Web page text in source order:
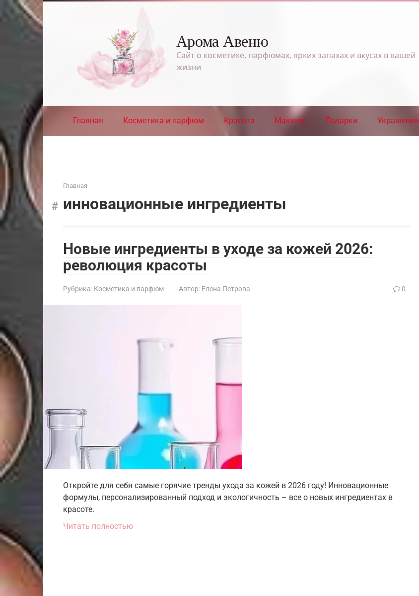
Перейти
к
контенту
Арома Авеню
Сайт о косметике, парфюмах, ярких запахах и вкусах в вашей
жизни
Главная Косметика и парфюм Красота Макияж Подарки Украшения
Главная
инновационные ингредиенты
Новые ингредиенты в уходе за кожей 2026:
революция красоты
Рубрика: Косметика и парфюм Автор: Елена Петрова 0
Откройте для себя самые горячие тренды ухода за кожей в 2026 году! Инновационные
формулы, персонализированный подход и экологичность – все о новых ингредиентах в
красоте.
Читать полностью